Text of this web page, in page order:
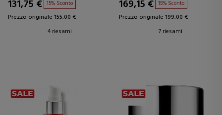
131,75 € 15% Sconto
Prezzo originale 155,00 €
4 riesami
169,15 € 15% Sconto
Prezzo originale 199,00 €
7 riesami